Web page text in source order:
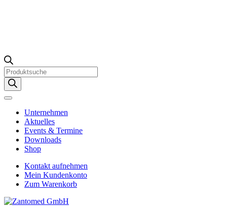
Products
search
Unternehmen
Aktuelles
Events & Termine
Downloads
Shop
Kontakt aufnehmen
Mein Kundenkonto
Zum Warenkorb